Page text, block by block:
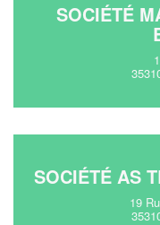
SOCIÉTÉ
SOCIÉTÉ AS
19